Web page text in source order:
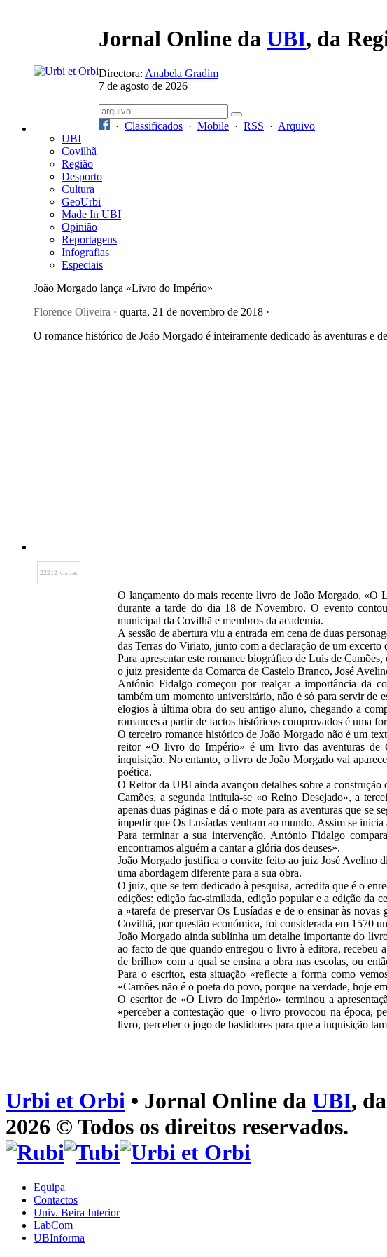
Jornal Online da UBI, da
Directora: Anabela Gradim
7 de agosto de 2026
· Classificados · Mobile · RSS · Arquivo
UBI
Covilhã
Região
Desporto
Cultura
GeoUrbi
Made In UBI
Opinião
Reportagens
Infografias
Especiais
João Morgado lança «Livro do Império»
Florence Oliveira · quarta, 21 de novembro de 2018 ·
O romance histórico de João Morgado é inteiramente dedicado às aventuras e
22212 visitas
O lançamento do mais recente livro de João Morgado,
durante a tarde do dia 18 de Novembro. O evento
municipal da Covilhã e membros da academia.
A sessão de abertura viu a entrada em cena de duas
das Terras do Viriato, junto com a declaração de um
Para apresentar este romance biográfico de Luís de
o juiz presidente da Comarca de Castelo Branco, José
António Fidalgo começou por realçar a importância da
também um momento universitário, não é só para servir de
elogios à última obra do seu antigo aluno, chegando a
romances a partir de factos históricos comprovados é uma
O terceiro romance histórico de João Morgado não é um
reitor «O livro do Império» é um livro das aventuras de
inquisição. No entanto, o livro de João Morgado vai
poética.
O Reitor da UBI ainda avançou detalhes sobre a
Camões, a segunda intitula-se «o Reino Desejado», a
apenas duas páginas e dá o mote para as aventuras que se
impedir que Os Lusíadas venham ao mundo. Assim se
Para terminar a sua intervenção, António Fidalgo
encontramos alguém a cantar a glória dos deuses».
João Morgado justifica o convite feito ao juiz José Avelino
uma abordagem diferente para a sua obra.
O juiz, que se tem dedicado à pesquisa, acredita que é o
edições: edição fac-similada, edição popular e a edição da
a «tarefa de preservar Os Lusíadas e de o ensinar às
Covilhã, por questão económica, foi considerada em 1570
João Morgado ainda sublinha um detalhe importante do
ao facto de que quando entregou o livro à editora, recebeu
de brilho» com a qual se ensina a obra nas escolas, ou
Para o escritor, esta situação «reflecte a forma como
«Camões não é o poeta do povo, porque na verdade, hoje
O escritor de «O Livro do Império» terminou a
«perceber a contestação que o livro provocou na época,
livro, perceber o jogo de bastidores para que a inquisição
Urbi et Orbi • Jornal Online da UBI,
2026 © Todos os direitos reservados.
Equipa
Contactos
Univ. Beira Interior
LabCom
UBInforma